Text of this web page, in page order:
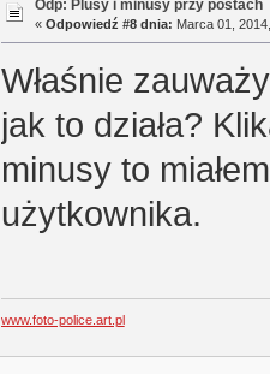
Odp: Plusy i minusy przy postach
« Odpowiedź #8 dnia: Marca 01,
Właśnie
jak to działa?
minusy to
użytkownika.
www.foto-police.art.pl